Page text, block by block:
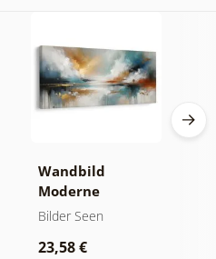
Wandbild
Moderne
Abstraktion mit
Bilder Seen
23,58 €